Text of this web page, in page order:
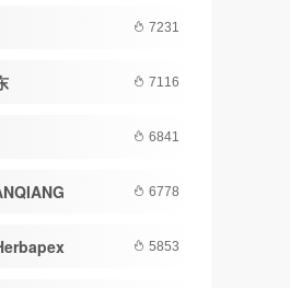
7231
7116
6841
6778
5853